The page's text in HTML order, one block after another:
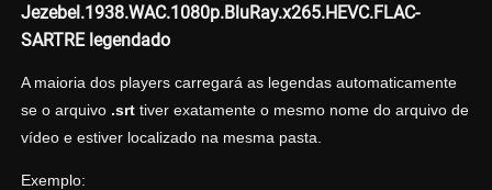
Jezebel.1938.WAC.1080p.BluRay.x265.HEVC.FLAC-
SARTRE legendado
A maioria dos players carregará as legendas automaticamente
se o arquivo .srttiver exatamente o mesmo nome do arquivo de
vídeo e estiver localizado na mesma pasta.
Exemplo: